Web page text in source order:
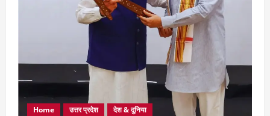
Home उत्तर प्रदेश देश & दुनिया